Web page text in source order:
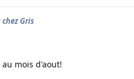
Gris
mois d'aout!